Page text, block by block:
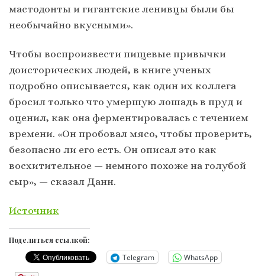
мастодонты и гигантские ленивцы были бы
необычайно вкусными».
Чтобы воспроизвести пищевые привычки
доисторических людей, в книге ученых
подробно описывается, как один их коллега
бросил только что умершую лошадь в пруд и
оценил, как она ферментировалась с течением
времени. «Он пробовал мясо, чтобы проверить,
безопасно ли его есть. Он описал это как
восхитительное — немного похоже на голубой
сыр», — сказал Данн.
Источник
Поделиться ссылкой:
Telegram WhatsApp